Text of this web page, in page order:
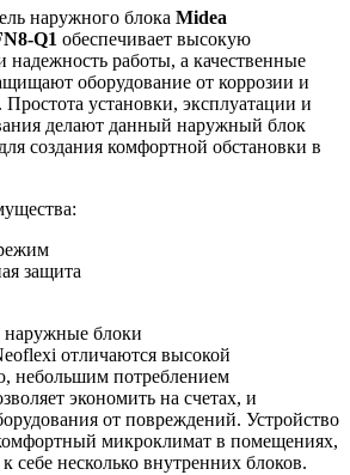
наружного блока Midea
Q1 обеспечивает высокую
надежность работы, а качественные
оборудование от коррозии и
установки, эксплуатации и
делают данный наружный блок
создания комфортной обстановки в
защита
блоки
отличаются высокой
небольшим потреблением
экономить на счетах, и
от повреждений. Устройство
микроклимат в помещениях,
себе несколько внутренних блоков.